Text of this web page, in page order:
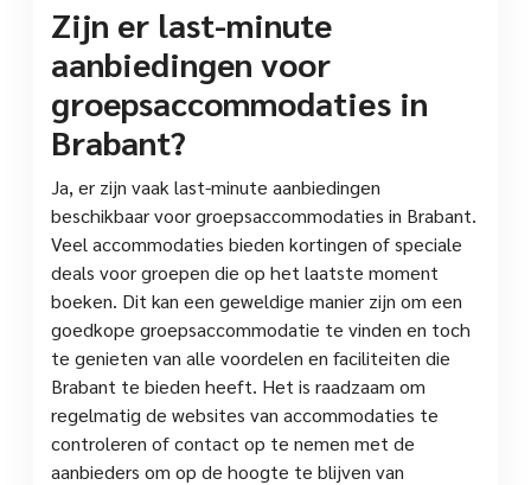
Zijn er last-minute
aanbiedingen voor
groepsaccommodaties in
Brabant?
Ja, er zijn vaak last-minute aanbiedingen
beschikbaar voor groepsaccommodaties in Brabant.
Veel accommodaties bieden kortingen of speciale
deals voor groepen die op het laatste moment
boeken. Dit kan een geweldige manier zijn om een
goedkope groepsaccommodatie te vinden en toch
te genieten van alle voordelen en faciliteiten die
Brabant te bieden heeft. Het is raadzaam om
regelmatig de websites van accommodaties te
controleren of contact op te nemen met de
aanbieders om op de hoogte te blijven van